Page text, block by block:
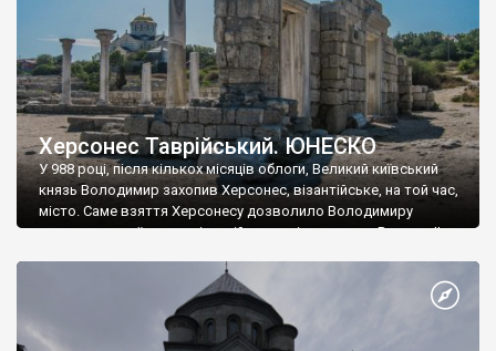
Херсонес Таврійський. ЮНЕСКО
У 988 році, після кількох місяців облоги, Великий київський
князь Володимир захопив Херсонес, візантійське, на той час,
місто. Саме взяття Херсонесу дозволило Володимиру
диктувати свої умови візантійському імператору Василю ІІ, та
Херсонесі Володимир-язичник, став Василем-християнином.
А потім було Хрещення Русі. На честь Херсонесу Таврійського